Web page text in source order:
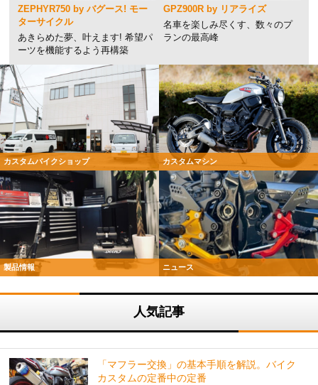
ZEPHYR750 by バグース! モー
ターサイクル
あきらめた夢、叶えます! 希望パ
ーツを機能するよう再構築
GPZ900R by リアライズ
名車を楽しみ尽くす、数々のプ
ランの最高峰
カスタムバイクショップ カスタムマシン
製品情報 ニュース
人気記事
「マフラー交換」の基本手順を解説。バイク
カスタムの定番中の定番